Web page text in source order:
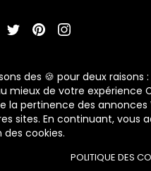
des 🍪 pour deux
mieux de votre expérience
la pertinence des annonces
sites. En continuant, vous
des cookies.
POLITIQUE DES